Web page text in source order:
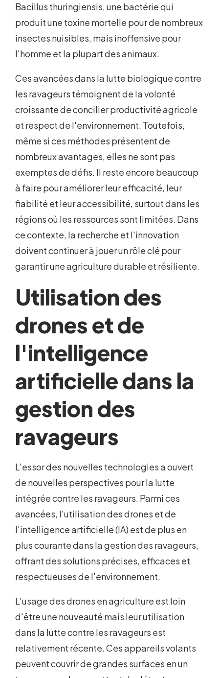
Bacillus thuringiensis, une bactérie qui
produit une toxine mortelle pour de nombreux
insectes nuisibles, mais inoffensive pour
l'homme et la plupart des animaux.
Ces avancées dans la lutte biologique contre
les ravageurs témoignent de la volonté
croissante de concilier productivité agricole
et respect de l'environnement. Toutefois,
même si ces méthodes présentent de
nombreux avantages, elles ne sont pas
exemptes de défis. Il reste encore beaucoup
à faire pour améliorer leur efficacité, leur
fiabilité et leur accessibilité, surtout dans les
régions où les ressources sont limitées. Dans
ce contexte, la recherche et l'innovation
doivent continuer à jouer un rôle clé pour
garantir une agriculture durable et résiliente.
Utilisation des
drones et de
l'intelligence
artificielle dans la
gestion des
ravageurs
L'essor des nouvelles technologies a ouvert
de nouvelles perspectives pour la lutte
intégrée contre les ravageurs. Parmi ces
avancées, l'utilisation des drones et de
l'intelligence artificielle (IA) est de plus en
plus courante dans la gestion des ravageurs,
offrant des solutions précises, efficaces et
respectueuses de l'environnement.
L'usage des drones en agriculture est loin
d'être une nouveauté mais leur utilisation
dans la lutte contre les ravageurs est
relativement récente. Ces appareils volants
peuvent couvrir de grandes surfaces en un